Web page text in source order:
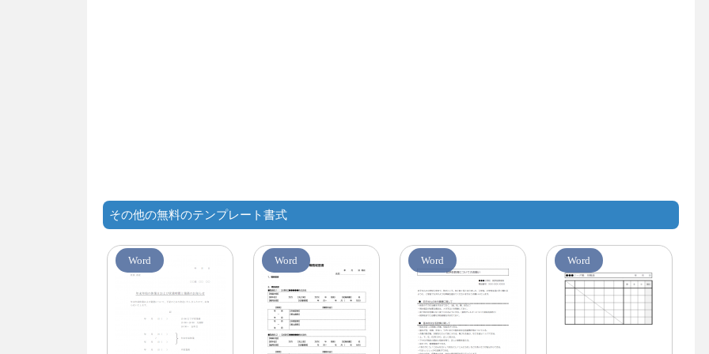
その他の無料のテンプレート書式
Word Word Word Word